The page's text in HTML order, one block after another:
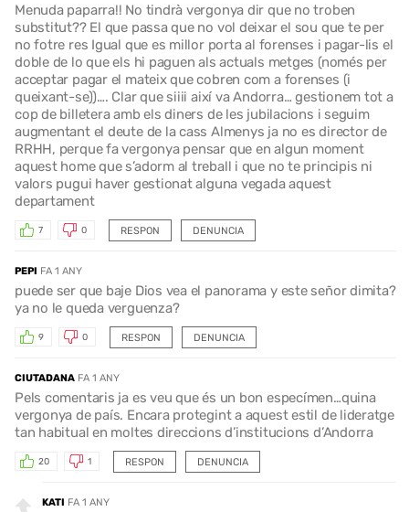
Menuda paparra!! No tindrà vergonya dir que no troben
substitut?? El que passa que no vol deixar el sou que te per
no fotre res Igual que es millor porta al forenses i pagar-lis el
doble de lo que els hi paguen als actuals metges (només per
acceptar pagar el mateix que cobren com a forenses (i
queixant-se))…. Clar que siiii així va Andorra… gestionem tot a
cop de billetera amb els diners de les jubilacions i seguim
augmentant el deute de la cass Almenys ja no es director de
RRHH, perque fa vergonya pensar que en algun moment
aquest home que s’adorm al treball i que no te principis ni
valors pugui haver gestionat alguna vegada aquest
departament
RESPON
7 0 DENUNCIA
PEPI FA 1 ANY
puede ser que baje Dios vea el panorama y este señor dimita?
ya no le queda verguenza?
RESPON
9 0 DENUNCIA
CIUTADANA FA 1 ANY
Pels comentaris ja es veu que és un bon especímen…quina
vergonya de país. Encara protegint a aquest estil de lideratge
tan habitual en moltes direccions d’institucions d’Andorra
RESPON
20 1 DENUNCIA
KATI FA 1 ANY